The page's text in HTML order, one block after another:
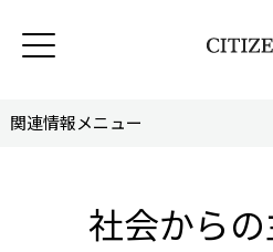
関連情報メニュー
社会から